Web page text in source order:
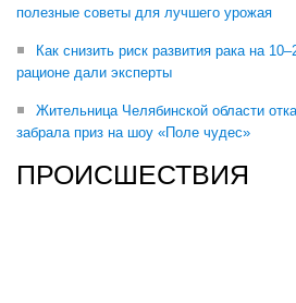
полезные советы для лучшего урожая
Как снизить риск развития рака на
рационе дали эксперты
Жительница Челябинской области
забрала приз на шоу «Поле чудес»
ПРОИСШЕСТВИЯ